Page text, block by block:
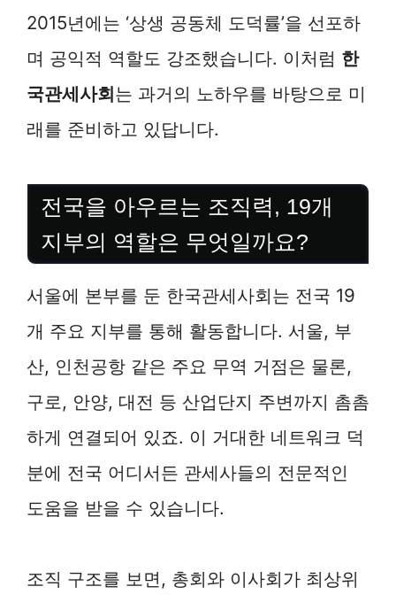
2015년에는 ‘상생 공동체 도덕률’을 선포하
며 공익적 역할도 강조했습니다. 이처럼 한
국관세사회는 과거의 노하우를 바탕으로 미
래를 준비하고 있답니다.
전국을 아우르는 조직력, 19개
지부의 역할은 무엇일까요?
서울에 본부를 둔 한국관세사회는 전국 19
개 주요 지부를 통해 활동합니다. 서울, 부
산, 인천공항 같은 주요 무역 거점은 물론,
구로, 안양, 대전 등 산업단지 주변까지 촘촘
하게 연결되어 있죠. 이 거대한 네트워크 덕
분에 전국 어디서든 관세사들의 전문적인
도움을 받을 수 있습니다.
조직 구조를 보면, 총회와 이사회가 최상위